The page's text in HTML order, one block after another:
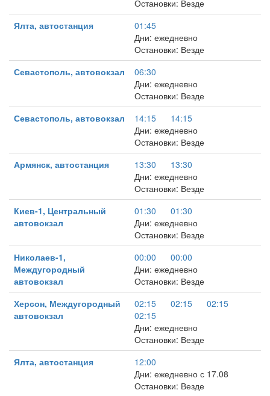
Остановки: Везде
Ялта, автостанция
01:45
Дни: ежедневно
Остановки: Везде
Севастополь, автовокзал
06:30
Дни: ежедневно
Остановки: Везде
Севастополь, автовокзал
14:15
14:15
Дни: ежедневно
Остановки: Везде
Армянск, автостанция
13:30
13:30
Дни: ежедневно
Остановки: Везде
Киев-1, Центральный
автовокзал
01:30
01:30
Дни: ежедневно
Остановки: Везде
Николаев-1,
Междугородный
автовокзал
00:00
00:00
Дни: ежедневно
Остановки: Везде
Херсон, Междугородный
автовокзал
02:15 02:15
02:15
02:15
Дни: ежедневно
Остановки: Везде
Ялта, автостанция
12:00
Дни: ежедневно с 17.08
Остановки: Везде